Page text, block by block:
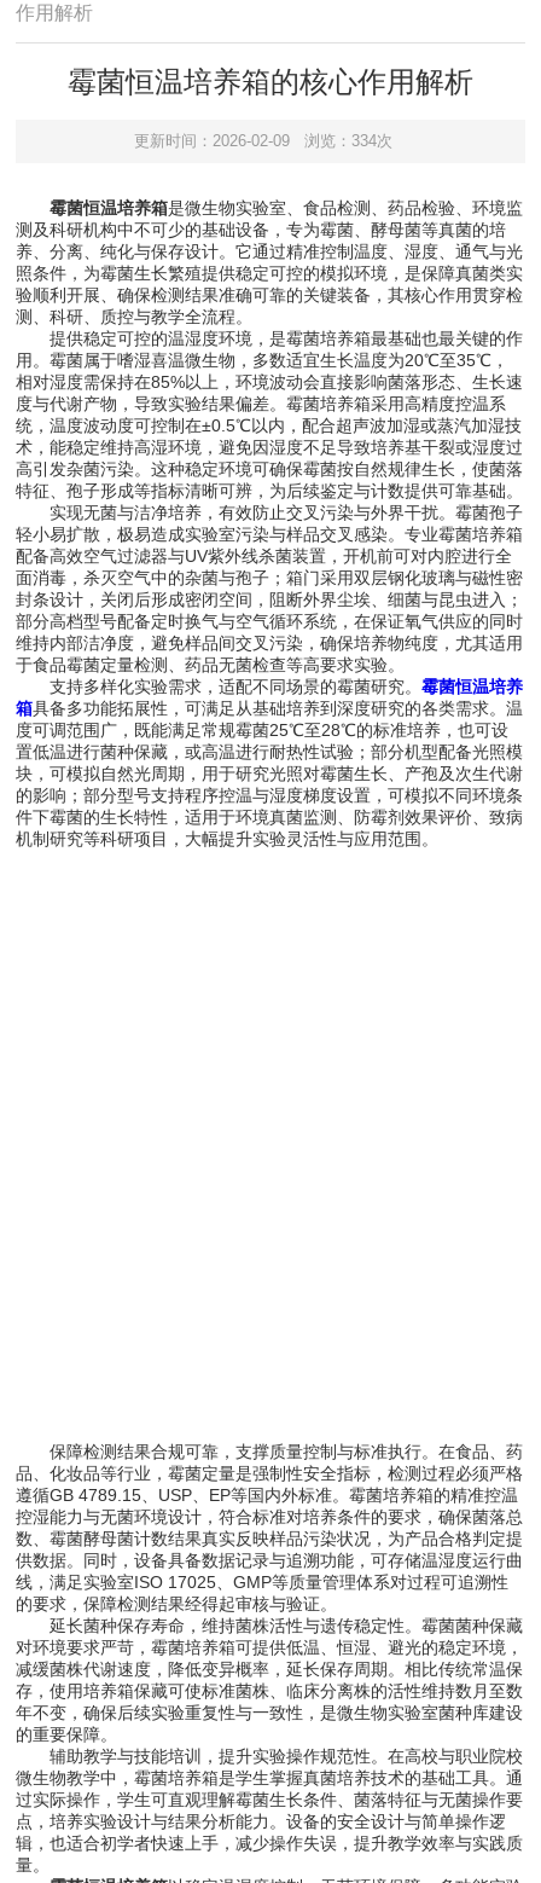
作用解析
霉菌恒温培养箱的核心作用解析
更新时间：2026-02-09 浏览：334次
霉菌恒温培养箱是微生物实验室、食品检测、药品检验、环境监
测及科研机构中不可少的基础设备，专为霉菌、酵母菌等真菌的培
养、分离、纯化与保存设计。它通过精准控制温度、湿度、通气与光
照条件，为霉菌生长繁殖提供稳定可控的模拟环境，是保障真菌类实
验顺利开展、确保检测结果准确可靠的关键装备，其核心作用贯穿检
测、科研、质控与教学全流程。
提供稳定可控的温湿度环境，是霉菌培养箱最基础也最关键的作
用。霉菌属于嗜湿喜温微生物，多数适宜生长温度为20℃至35℃，
相对湿度需保持在85%以上，环境波动会直接影响菌落形态、生长速
度与代谢产物，导致实验结果偏差。霉菌培养箱采用高精度控温系
统，温度波动度可控制在±0.5℃以内，配合超声波加湿或蒸汽加湿技
术，能稳定维持高湿环境，避免因湿度不足导致培养基干裂或湿度过
高引发杂菌污染。这种稳定环境可确保霉菌按自然规律生长，使菌落
特征、孢子形成等指标清晰可辨，为后续鉴定与计数提供可靠基础。
实现无菌与洁净培养，有效防止交叉污染与外界干扰。霉菌孢子
轻小易扩散，极易造成实验室污染与样品交叉感染。专业霉菌培养箱
配备高效空气过滤器与UV紫外线杀菌装置，开机前可对内腔进行全
面消毒，杀灭空气中的杂菌与孢子；箱门采用双层钢化玻璃与磁性密
封条设计，关闭后形成密闭空间，阻断外界尘埃、细菌与昆虫进入；
部分高档型号配备定时换气与空气循环系统，在保证氧气供应的同时
维持内部洁净度，避免样品间交叉污染，确保培养物纯度，尤其适用
于食品霉菌定量检测、药品无菌检查等高要求实验。
支持多样化实验需求，适配不同场景的霉菌研究。霉菌恒温培养
箱具备多功能拓展性，可满足从基础培养到深度研究的各类需求。温
度可调范围广，既能满足常规霉菌25℃至28℃的标准培养，也可设
置低温进行菌种保藏，或高温进行耐热性试验；部分机型配备光照模
块，可模拟自然光周期，用于研究光照对霉菌生长、产孢及次生代谢
的影响；部分型号支持程序控温与湿度梯度设置，可模拟不同环境条
件下霉菌的生长特性，适用于环境真菌监测、防霉剂效果评价、致病
机制研究等科研项目，大幅提升实验灵活性与应用范围。
保障检测结果合规可靠，支撑质量控制与标准执行。在食品、药
品、化妆品等行业，霉菌定量是强制性安全指标，检测过程必须严格
遵循GB 4789.15、USP、EP等国内外标准。霉菌培养箱的精准控温
控湿能力与无菌环境设计，符合标准对培养条件的要求，确保菌落总
数、霉菌酵母菌计数结果真实反映样品污染状况，为产品合格判定提
供数据。同时，设备具备数据记录与追溯功能，可存储温湿度运行曲
线，满足实验室ISO 17025、GMP等质量管理体系对过程可追溯性
的要求，保障检测结果经得起审核与验证。
延长菌种保存寿命，维持菌株活性与遗传稳定性。霉菌菌种保藏
对环境要求严苛，霉菌培养箱可提供低温、恒湿、避光的稳定环境，
减缓菌株代谢速度，降低变异概率，延长保存周期。相比传统常温保
存，使用培养箱保藏可使标准菌株、临床分离株的活性维持数月至数
年不变，确保后续实验重复性与一致性，是微生物实验室菌种库建设
的重要保障。
辅助教学与技能培训，提升实验操作规范性。在高校与职业院校
微生物教学中，霉菌培养箱是学生掌握真菌培养技术的基础工具。通
过实际操作，学生可直观理解霉菌生长条件、菌落特征与无菌操作要
点，培养实验设计与结果分析能力。设备的安全设计与简单操作逻
辑，也适合初学者快速上手，减少操作失误，提升教学效率与实践质
量。